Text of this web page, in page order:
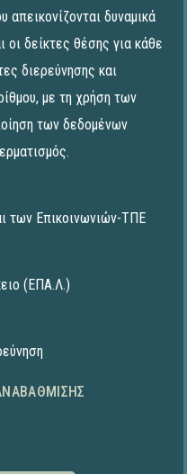
απεικονίζονται δυναμικά
οι δείκτες θέσης για κάθε
διερεύνησης και
με τη χρήση των
των δεδομένων
των Επικοινωνιών-ΤΠΕ
(ΕΠΑ.Λ.)